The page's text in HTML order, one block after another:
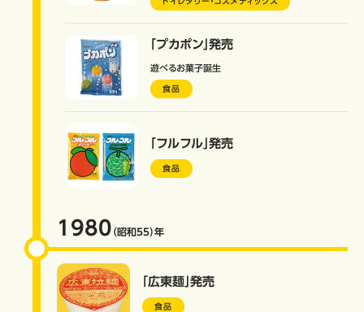
「プカポン」発売
遊べるお菓子誕生
食品
「フルフル」発売
食品
1980 （昭和55）年
「広東麺」発売
食品